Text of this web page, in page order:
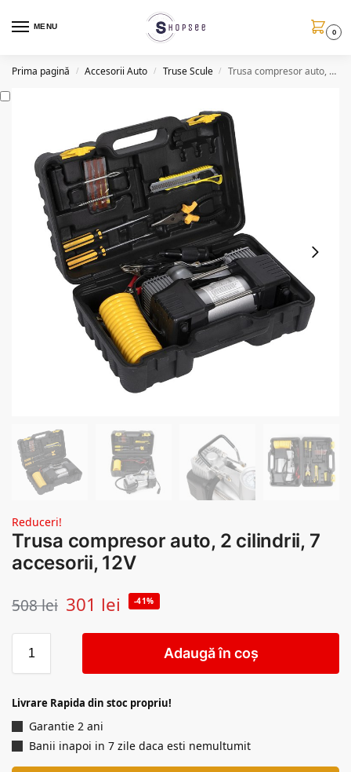
MENU
0
Prima pagină / Accesorii Auto / Truse Scule / Trusa compresor auto, 2 cilindrii, 7 accesorii, 12V
Reduceri!
Trusa compresor auto, 2 cilindrii, 7
accesorii, 12V
508lei 301 lei -41%
Adaugă în coș
Livrare Rapida din stoc propriu!
Garantie 2 ani
Banii inapoi in 7 zile daca esti nemultumit